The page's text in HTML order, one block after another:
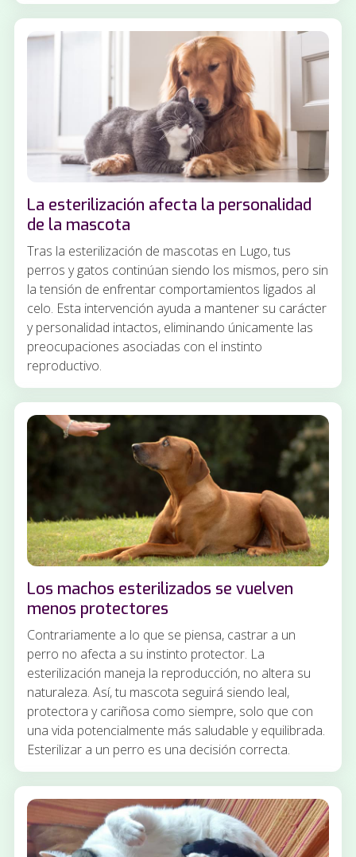
La esterilización afecta la personalidad
de la mascota
Tras la esterilización de mascotas en Lugo, tus
perros y gatos continúan siendo los mismos, pero sin
la tensión de enfrentar comportamientos ligados al
celo. Esta intervención ayuda a mantener su carácter
y personalidad intactos, eliminando únicamente las
preocupaciones asociadas con el instinto
reproductivo.
Los machos esterilizados se vuelven
menos protectores
Contrariamente a lo que se piensa, castrar a un
perro no afecta a su instinto protector. La
esterilización maneja la reproducción, no altera su
naturaleza. Así, tu mascota seguirá siendo leal,
protectora y cariñosa como siempre, solo que con
una vida potencialmente más saludable y equilibrada.
Esterilizar a un perro es una decisión correcta.